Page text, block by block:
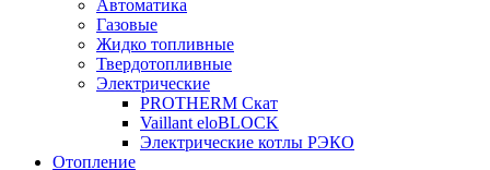
Автоматика
Газовые
Жидко топливные
Твердотопливные
Электрические
PROTHERM Скат
Vaillant eloBLOCK
Электрические котлы РЭКО
Отопление